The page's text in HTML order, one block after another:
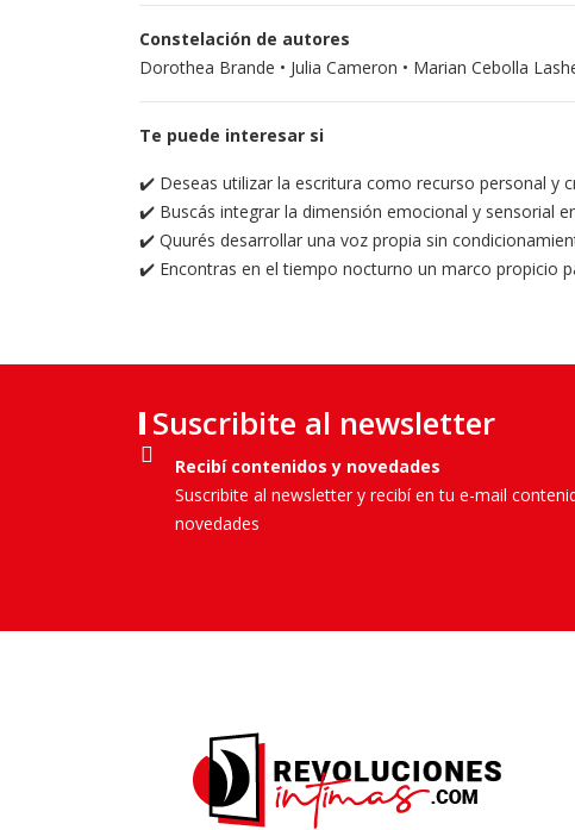
Constelación de autores
Dorothea Brande • Julia Cameron • Marian Cebolla
Te puede interesar si
✔️ Deseas utilizar la escritura como recurso personal y
✔️ Buscás integrar la dimensión emocional y sensorial
✔️ Quurés desarrollar una voz propia sin
✔️ Encontras en el tiempo nocturno un marco propicio
Suscribite al newsletter
Recibí contenidos y novedades
Suscribite al newsletter y recibí en tu e-mail
novedades